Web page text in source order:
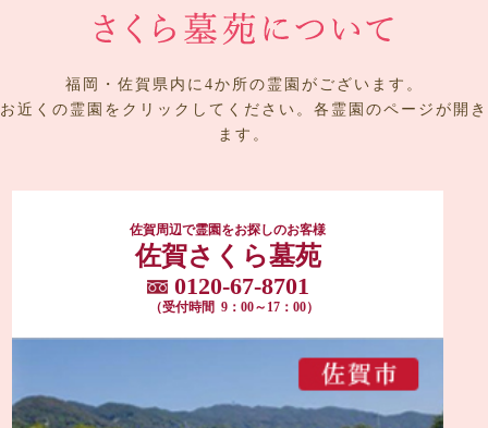
福岡・佐賀県内に4か所の霊園がございます。
お近くの霊園をクリックしてください。各霊園のページが開き
ます。
佐賀周辺で霊園をお探しのお客様
佐賀さくら墓苑
0120-67-8701
（受付時間 9：00～17：00）